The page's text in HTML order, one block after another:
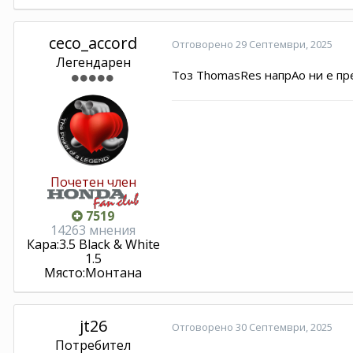
ceco_accord
Легендарен
Почетен член
7519
14263 мнения
Кара:3.5 Black & White
1.5
Място:Монтана
Отговорено 29 Септември, 2025
Тоз ThomasRes напрАо ни е
jt26
Потребител
Отговорено 30 Септември, 2025